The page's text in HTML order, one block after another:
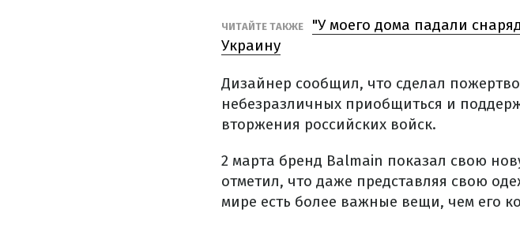
ЧИТАЙТЕ ТАКЖЕ
"У моего дома падали
Украину
Дизайнер сообщил, что сделал
небезразличных приобщиться и
вторжения российских войск.
2 марта бренд Balmain показал свою
отметил, что даже представляя свою
мире есть более важные вещи, чем его